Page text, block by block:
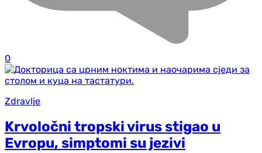
0
Zdravlje
Krvoločni tropski virus stigao u
Evropu, simptomi su jezivi